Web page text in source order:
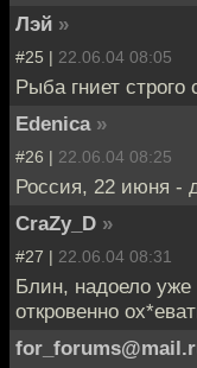
Лэй »
#25 | 22.06.04 08:05
Рыба гниет строго
Edenica »
#26 | 22.06.04 08:25
Россия, 22 июня -
CraZy_D »
#27 | 22.06.04 08:31
Блин, надоело уже
откровенно